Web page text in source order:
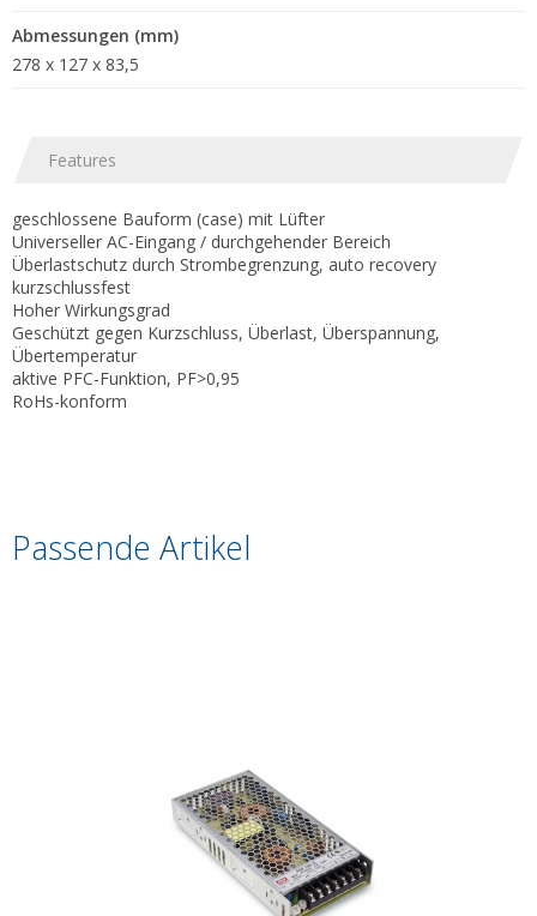
Abmessungen (mm)
278 x 127 x 83,5
Features
geschlossene Bauform (case) mit Lüfter
Universeller AC-Eingang / durchgehender Bereich
Überlastschutz durch Strombegrenzung, auto recovery
kurzschlussfest
Hoher Wirkungsgrad
Geschützt gegen Kurzschluss, Überlast, Überspannung,
Übertemperatur
aktive PFC-Funktion, PF>0,95
RoHs-konform
Passende Artikel